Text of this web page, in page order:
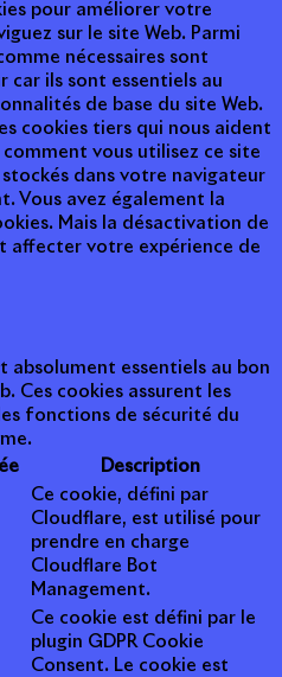
pour améliorer votre
sur le site Web. Parmi
nécessaires sont
car ils sont essentiels au
de base du site Web.
cookies tiers qui nous aident
vous utilisez ce site
dans votre navigateur
Vous avez également la
Mais la désactivation de
affecter votre expérience de
absolument essentiels au bon
Ces cookies assurent les
fonctions de sécurité du
Description
Ce cookie, défini par
Cloudflare, est utilisé pour
prendre en charge
Cloudflare Bot
Management.
Ce cookie est défini par le
plugin GDPR Cookie
Consent. Le cookie est